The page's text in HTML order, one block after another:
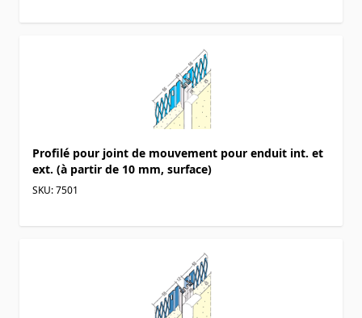
Profilé pour joint de mouvement pour enduit int. et
ext. (à partir de 10 mm, surface)
SKU: 7501